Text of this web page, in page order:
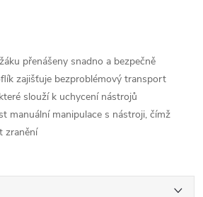
přenášeny snadno a bezpečně
zajišťuje bezproblémový transport
slouží k uchycení nástrojů
manuální manipulace s nástroji, čímž
zranění